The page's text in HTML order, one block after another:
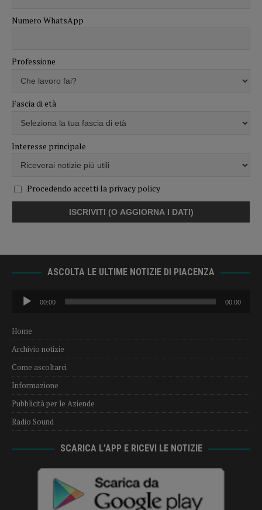
Numero WhatsApp
Professione
Fascia di età
Interesse principale
Procedendo accetti la privacy policy
ASCOLTA LE ULTIME NOTIZIE DI PIACENZA
Audio
Player
00:00 00:00
Home
Archivio notizie
Come ascoltarci
Informazione
Pubblicità per le Aziende
Radio Sound
SCARICA L’APP E RICEVI LE NOTIZIE